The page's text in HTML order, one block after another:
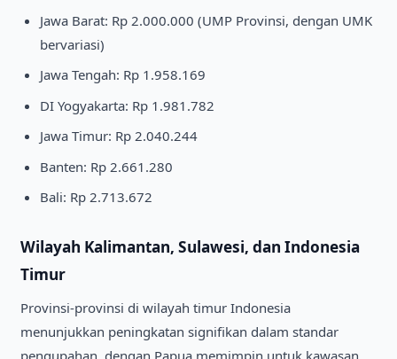
Jawa Barat: Rp 2.000.000 (UMP Provinsi, dengan UMK
bervariasi)
Jawa Tengah: Rp 1.958.169
DI Yogyakarta: Rp 1.981.782
Jawa Timur: Rp 2.040.244
Banten: Rp 2.661.280
Bali: Rp 2.713.672
Wilayah Kalimantan, Sulawesi, dan Indonesia
Timur
Provinsi-provinsi di wilayah timur Indonesia
menunjukkan peningkatan signifikan dalam standar